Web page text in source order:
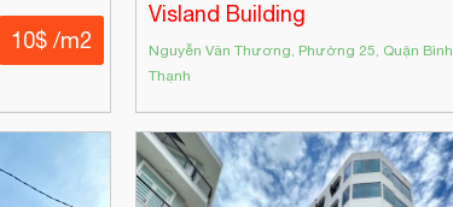
10$ /m2
Visland Building
Nguyễn Văn Thương, Phường 25, Quận Bình
Thạnh